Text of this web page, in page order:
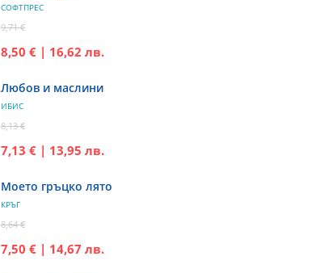
СОФТПРЕС
9,71 €
8,50 € | 16,62 лв.
Любов и маслини
ИБИС
8,13 €
7,13 € | 13,95 лв.
Моето гръцко лято
КРЪГ
8,64 €
7,50 € | 14,67 лв.